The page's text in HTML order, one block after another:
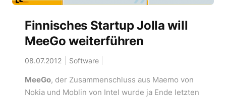
Finnisches Startup Jolla will
MeeGo weiterführen
08.07.2012 Software
MeeGo, der Zusammenschluss aus Maemo von
Nokia und Moblin von Intel wurde ja Ende letzten